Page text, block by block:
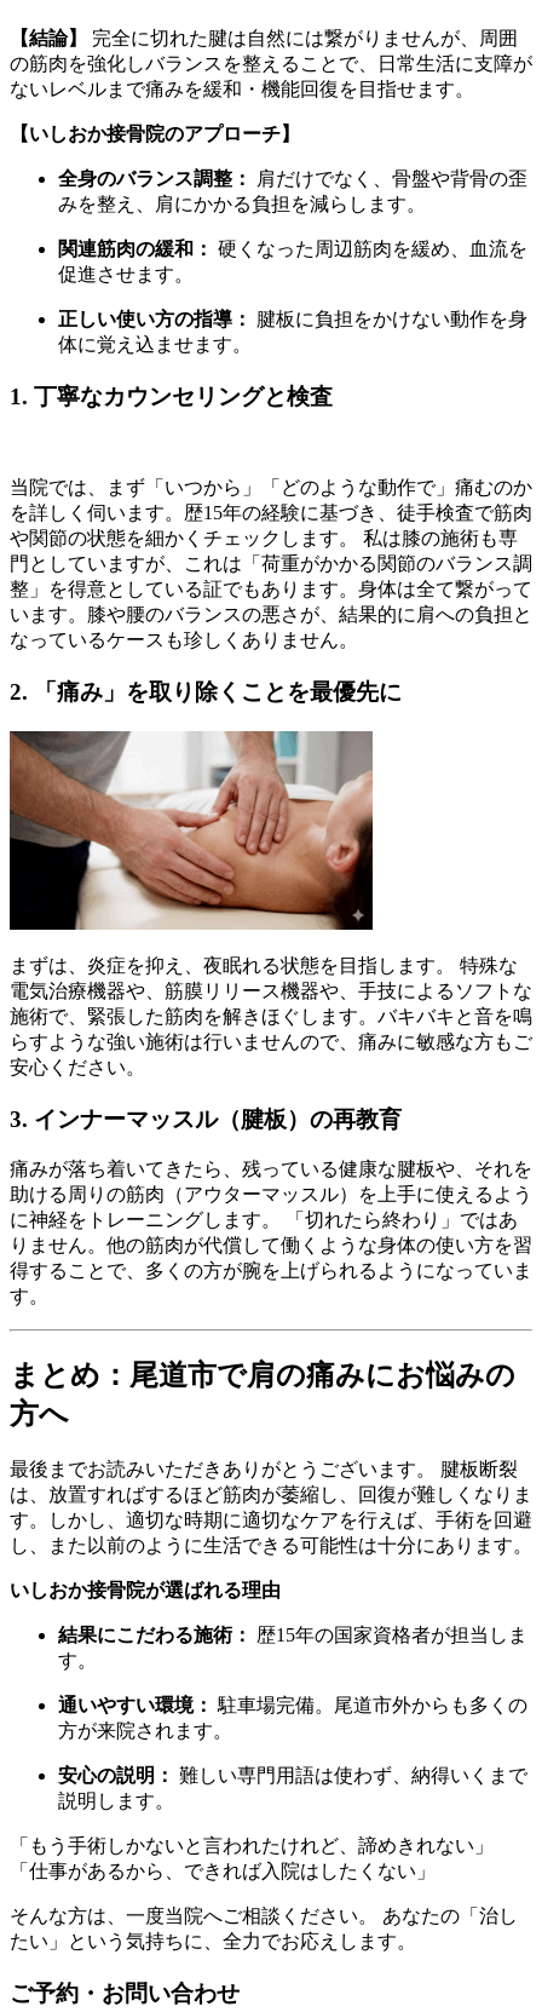
【結論】
完全に切れた腱は自然には繋がりませんが、周囲
の筋肉を強化しバランスを整えることで、日常生活に支障が
ないレベルまで痛みを緩和・機能回復を目指せます。
【いしおか接骨院のアプローチ】
全身のバランス調整：
肩だけでなく、骨盤や背骨の歪
みを整え、肩にかかる負担を減らします。
関連筋肉の緩和： 硬くなった周辺筋肉を緩め、血流を
促進させます。
正しい使い方の指導：
腱板に負担をかけない動作を身
体に覚え込ませます。
1. 丁寧なカウンセリングと検査
当院では、まず「いつから」「どのような動作で」痛むのか
を詳しく伺います。歴15年の経験に基づき、徒手検査で筋肉
や関節の状態を細かくチェックします。 私は膝の施術も専
門としていますが、これは「荷重がかかる関節のバランス調
整」を得意としている証でもあります。身体は全て繋がって
います。膝や腰のバランスの悪さが、結果的に肩への負担と
なっているケースも珍しくありません。
2. 「痛み」を取り除くことを最優先に
まずは、炎症を抑え、夜眠れる状態を目指します。 特殊な
電気治療機器や、筋膜リリース機器や、手技によるソフトな
施術で、緊張した筋肉を解きほぐします。バキバキと音を鳴
らすような強い施術は行いませんので、痛みに敏感な方もご
安心ください。
3. インナーマッスル（腱板）の再教育
痛みが落ち着いてきたら、残っている健康な腱板や、それを
助ける周りの筋肉（アウターマッスル）を上手に使えるよう
に神経をトレーニングします。 「切れたら終わり」ではあ
りません。他の筋肉が代償して働くような身体の使い方を習
得することで、多くの方が腕を上げられるようになっていま
す。
まとめ：尾道市で肩の痛みにお悩みの
方へ
最後までお読みいただきありがとうございます。 腱板断裂
は、放置すればするほど筋肉が萎縮し、回復が難しくなりま
す。しかし、適切な時期に適切なケアを行えば、手術を回避
し、また以前のように生活できる可能性は十分にあります。
いしおか接骨院が選ばれる理由
結果にこだわる施術：
歴15年の国家資格者が担当しま
す。
通いやすい環境： 駐車場完備。尾道市外からも多くの
方が来院されます。
安心の説明： 難しい専門用語は使わず、納得いくまで
説明します。
「もう手術しかないと言われたけれど、諦めきれない」
「仕事があるから、できれば入院はしたくない」
そんな方は、一度当院へご相談ください。 あなたの「治し
たい」という気持ちに、全力でお応えします。
ご予約・お問い合わせ